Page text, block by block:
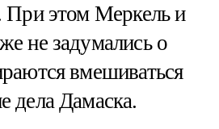
При этом Меркель и
не задумались о
вмешиваться
дела Дамаска.